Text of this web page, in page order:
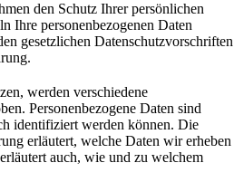
den Schutz Ihrer persönlichen
Ihre personenbezogenen Daten
gesetzlichen Datenschutzvorschriften
werden verschiedene
Personenbezogene Daten sind
identifiziert werden können. Die
erläutert, welche Daten wir erheben
auch, wie und zu welchem